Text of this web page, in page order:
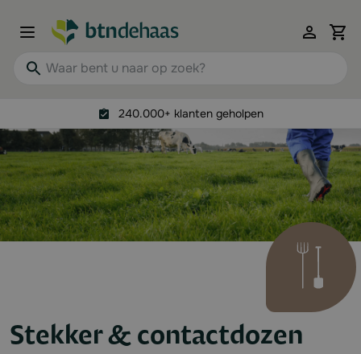
Waar bent u naar op zoek?
240.000+ klanten geholpen
Stekker & contactdozen